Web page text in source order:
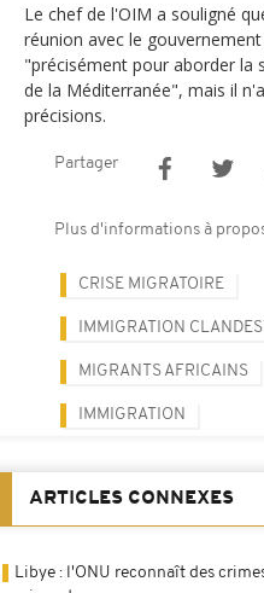
Le chef de l'OIM a souligné
réunion avec le
"précisément pour aborder la
de la Méditerranée", mais il
précisions.
Partager
Plus d'informations à
CRISE MIGRATOIRE
IMMIGRATION
MIGRANTS AFRICAINS
IMMIGRATION
ARTICLES CONNEXES
Libye : l'ONU reconnaît des